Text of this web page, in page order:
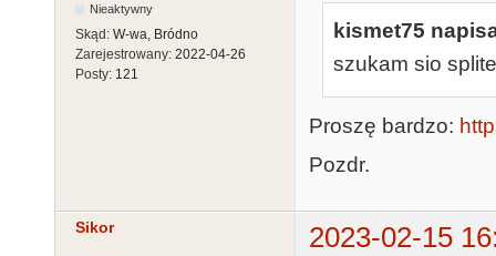
Nieaktywny
Skąd: W-wa, Bródno
Zarejestrowany: 2022-04-26
Posty: 121
kismet75
szukam sio
Proszę bardzo:
Pozdr.
Sikor 2023-02-15